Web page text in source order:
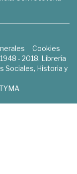
Cookies
- 2018. Librería
Sociales, Historia y